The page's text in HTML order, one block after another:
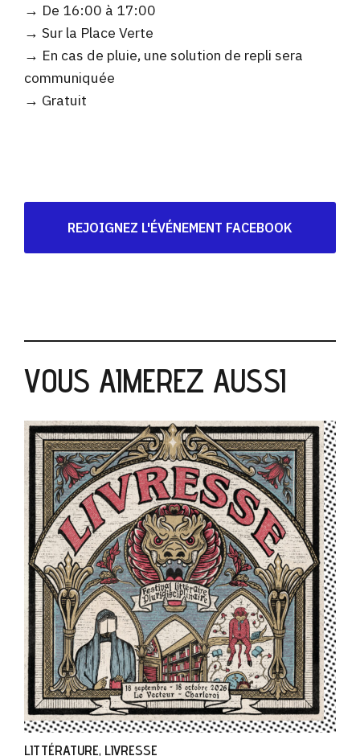
→ De 16:00 à 17:00
→ Sur la Place Verte
→ En cas de pluie, une solution de repli sera
communiquée
→ Gratuit
REJOIGNEZ L'ÉVÉNEMENT FACEBOOK
VOUS AIMEREZ AUSSI
LITTÉRATURE, LIVRESSE